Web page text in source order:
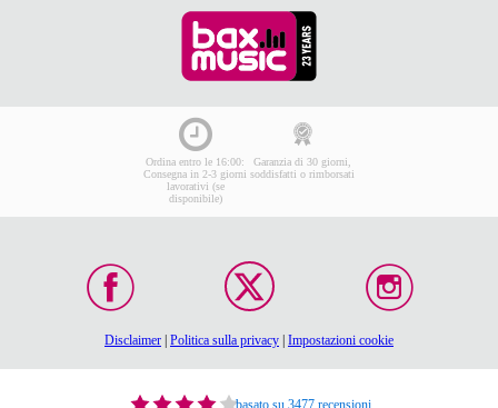
Ordina entro le 16:00:
Consegna in 2-3 giorni
lavorativi (se
disponibile)
Garanzia di 30 giorni,
soddisfatti o rimborsati
Disclaimer Politica sulla privacy Impostazioni cookie